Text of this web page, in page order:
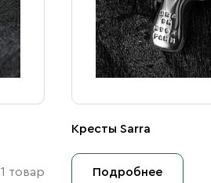
1 товар
Кресты Sarra
Подробнее